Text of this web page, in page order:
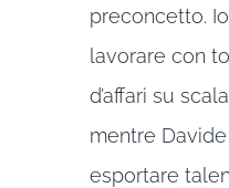
preconcetto.
lavorare con
d’affari su
mentre
esportare